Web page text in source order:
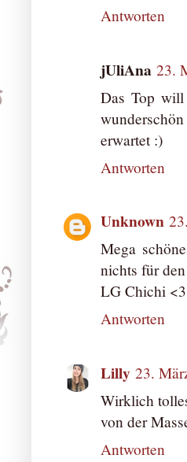
Antworten
jUliAna 23.
Das Top will
erwartet :)
Antworten
Unknown
Mega
nichts für
LG Chichi <3
Antworten
Lilly 23.
Wirklich
von der
Antworten